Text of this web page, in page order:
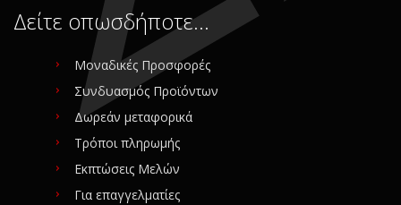
Δείτε οπωσδήποτε…
Μοναδικές Προσφορές
Συνδυασμός Προϊόντων
Δωρεάν μεταφορικά
Τρόποι πληρωμής
Εκπτώσεις Μελών
Για επαγγελματίες